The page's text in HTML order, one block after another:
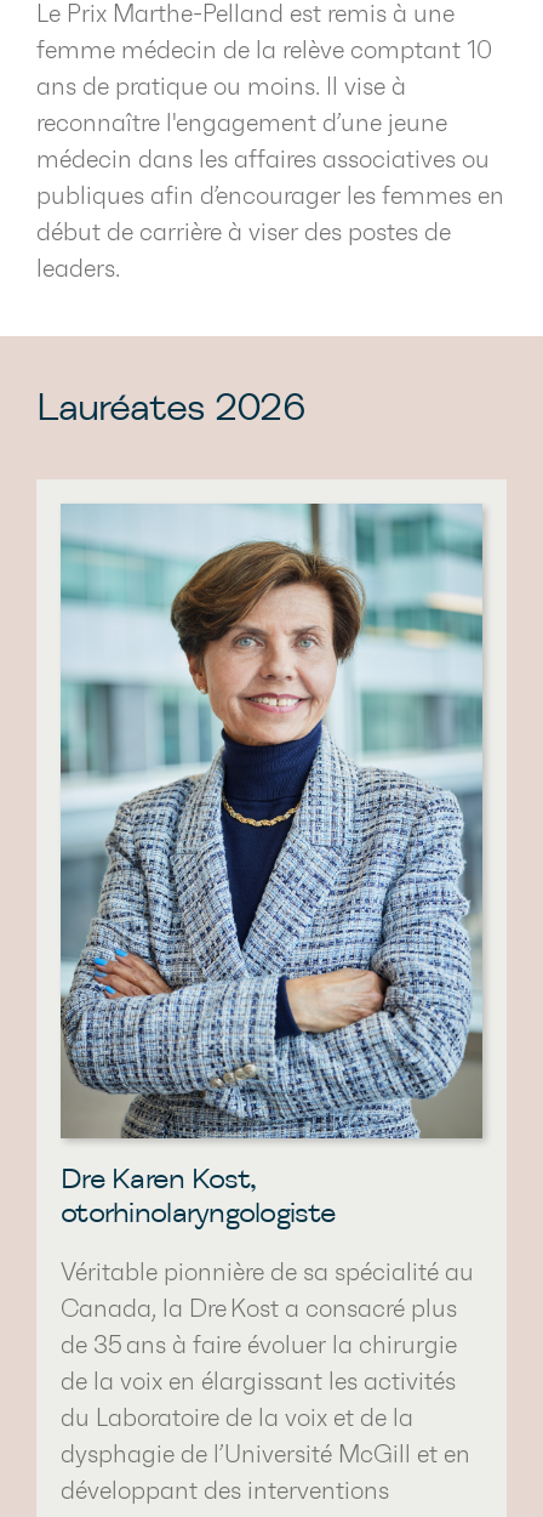
Le Prix Marthe-Pelland est remis à une
femme médecin de la relève comptant 10
ans de pratique ou moins. Il vise à
reconnaître l'engagement d’une jeune
médecin dans les affaires associatives ou
publiques afin d’encourager les femmes en
début de carrière à viser des postes de
leaders.
Lauréates 2026
Dre Karen Kost,
otorhinolaryngologiste
Véritable pionnière de sa spécialité au
Canada, la Dre Kost a consacré plus
de 35 ans à faire évoluer la chirurgie
de la voix en élargissant les activités
du Laboratoire de la voix et de la
dysphagie de l’Université McGill et en
développant des interventions